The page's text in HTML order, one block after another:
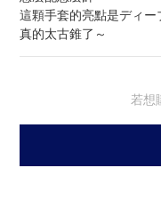
這顆手套的亮點是ディ
真的太古錐了～
若想